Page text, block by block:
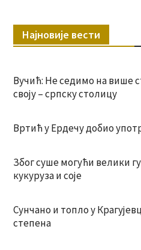
Најновије вести
Вучић: Не седимо на више
своју – српску столицу
Вртић у Ердечу добио
Због суше могући велики
кукуруза и соје
Сунчано и топло у
степена